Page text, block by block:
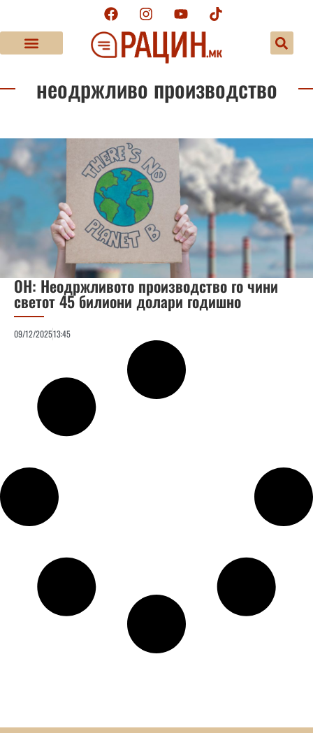
неодржливо производство
ОН: Неодржливото производство го чини
светот 45 билиони долари годишно
09/12/202513:45